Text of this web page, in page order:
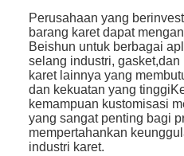
Perusahaan yang
barang karet dapat
Beishun untuk berbagai
selang industri,
karet lainnya yang
dan kekuatan yang
kemampuan kustomisasi
yang sangat penting bagi
mempertahankan
industri karet.